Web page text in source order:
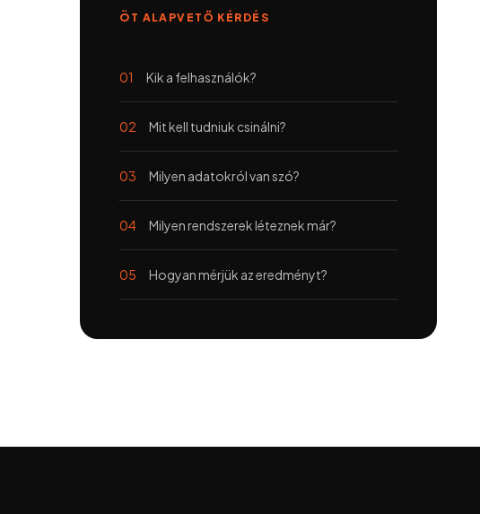
ÖT ALAPVETŐ KÉRDÉS
Kik a felhasználók?
Mit kell tudniuk csinálni?
Milyen adatokról van szó?
Milyen rendszerek léteznek már?
Hogyan mérjük az eredményt?